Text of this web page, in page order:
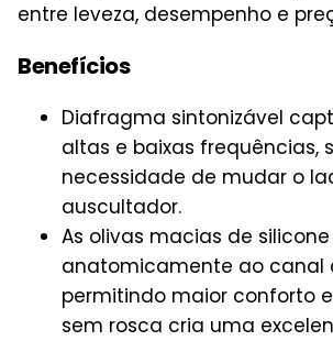
entre leveza, desempenho e
Benefícios
Diafragma sintonizável
altas e baixas frequências,
necessidade de mudar o
auscultador.
As olivas macias de
anatomicamente ao canal
permitindo maior conforto
sem rosca cria uma